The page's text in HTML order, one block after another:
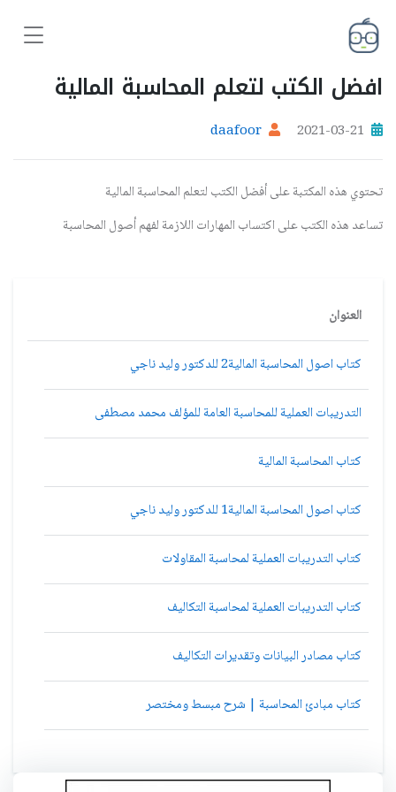
افضل الكتب لتعلم المحاسبة المالية
2021-03-21
daafoor
تحتوي هذه المكتبة على أفضل الكتب لتعلم المحاسبة المالية
تساعد هذه الكتب على اكتساب المهارات اللازمة لفهم أصول المحاسبة
العنوان
كتاب اصول المحاسبة المالية2 للدكتور وليد ناجي
التدريبات العملية للمحاسبة العامة للمؤلف محمد مصطفى
كتاب المحاسبة المالية
كتاب اصول المحاسبة المالية1 للدكتور وليد ناجي
كتاب التدريبات العملية لمحاسبة المقاولات
كتاب التدريبات العملية لمحاسبة التكاليف
كتاب مصادر البيانات وتقديرات التكاليف
كتاب مبادئ المحاسبة | شرح مبسط ومختصر